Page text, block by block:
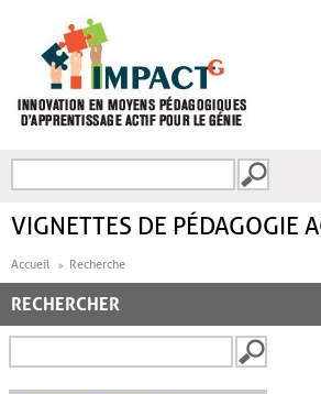
FORMULAIRE DE
VIGNETTES DE PÉDAGOGIE
Accueil Recherche
RECHERCHER